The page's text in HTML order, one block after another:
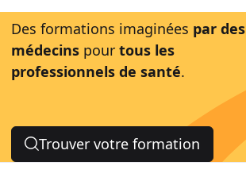
Des formations imaginées par des
médecins pour tous les
professionnels de santé.
Trouver votre formation